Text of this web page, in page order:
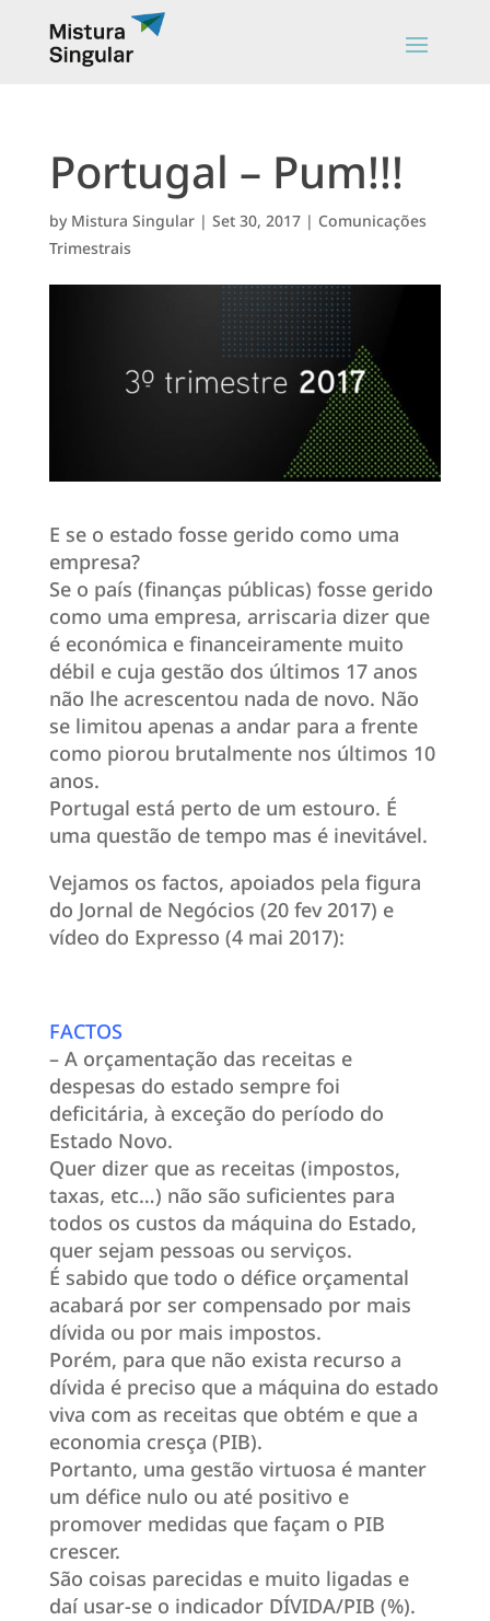
Portugal – Pum!!!
by Mistura Singular| Set 30, 2017| Comunicações
Trimestrais
E se o estado fosse gerido como uma
empresa?
Se o país (finanças públicas) fosse gerido
como uma empresa, arriscaria dizer que
é económica e financeiramente muito
débil e cuja gestão dos últimos 17 anos
não lhe acrescentou nada de novo. Não
se limitou apenas a andar para a frente
como piorou brutalmente nos últimos 10
anos.
Portugal está perto de um estouro. É
uma questão de tempo mas é inevitável.
Vejamos os factos, apoiados pela figura
do Jornal de Negócios (20 fev 2017) e
vídeo do Expresso (4 mai 2017):
FACTOS
– A orçamentação das receitas e
despesas do estado sempre foi
deficitária, à exceção do período do
Estado Novo.
Quer dizer que as receitas (impostos,
taxas, etc…) não são suficientes para
todos os custos da máquina do Estado,
quer sejam pessoas ou serviços.
É sabido que todo o défice orçamental
acabará por ser compensado por mais
dívida ou por mais impostos.
Porém, para que não exista recurso a
dívida é preciso que a máquina do estado
viva com as receitas que obtém e que a
economia cresça (PIB).
Portanto, uma gestão virtuosa é manter
um défice nulo ou até positivo e
promover medidas que façam o PIB
crescer.
São coisas parecidas e muito ligadas e
daí usar-se o indicador DÍVIDA/PIB (%).